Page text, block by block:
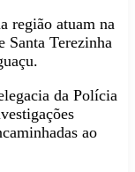
região atuam na
Santa Terezinha
da Polícia
ao